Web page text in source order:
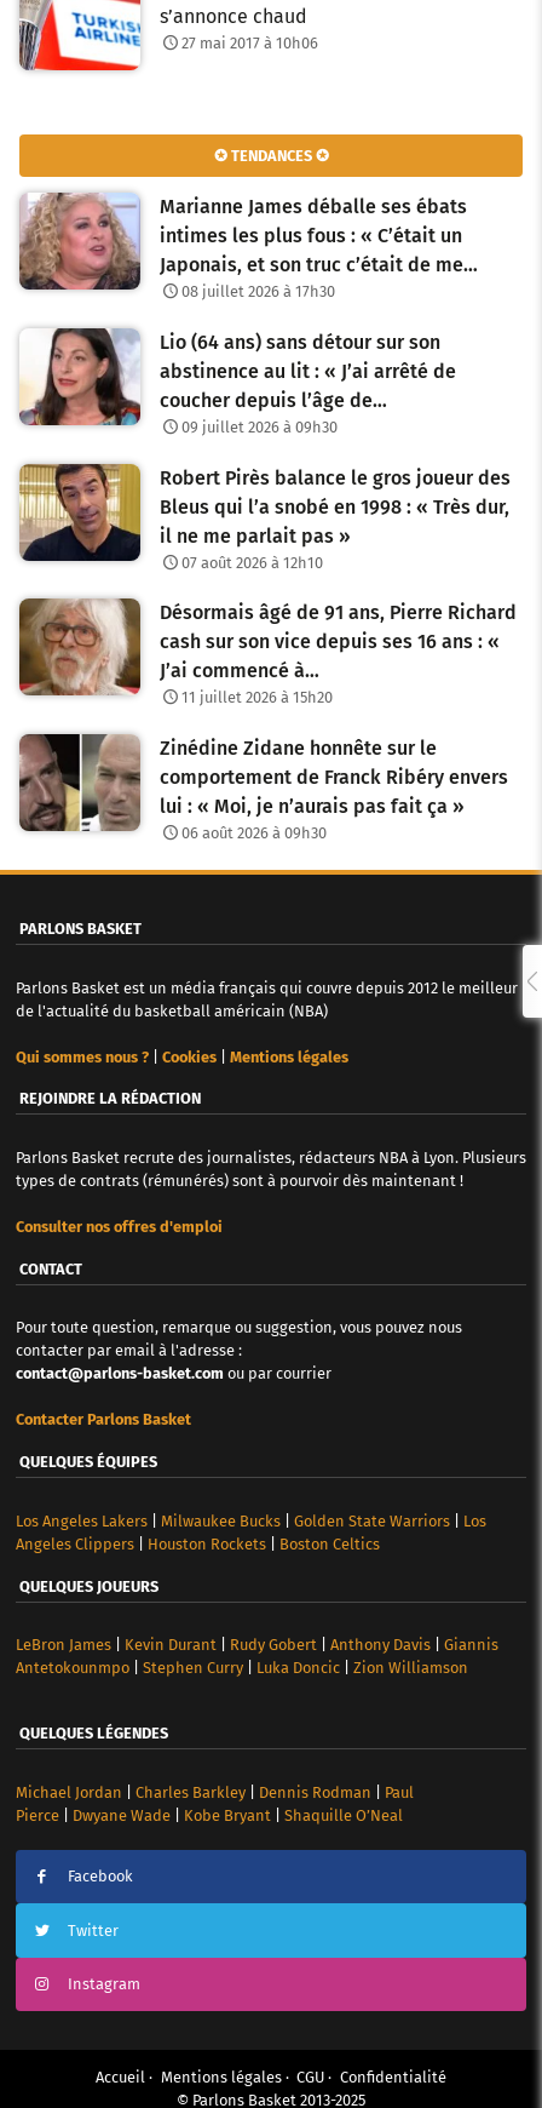
s’annonce chaud
27 mai 2017 à 10h06
✪ TENDANCES ✪
Marianne James déballe ses ébats
intimes les plus fous : « C’était un
Japonais, et son truc c’était de me…
08 juillet 2026 à 17h30
Lio (64 ans) sans détour sur son
abstinence au lit : « J’ai arrêté de
coucher depuis l’âge de…
09 juillet 2026 à 09h30
Robert Pirès balance le gros joueur des
Bleus qui l’a snobé en 1998 : « Très dur,
il ne me parlait pas »
07 août 2026 à 12h10
Désormais âgé de 91 ans, Pierre Richard
cash sur son vice depuis ses 16 ans : «
J’ai commencé à…
11 juillet 2026 à 15h20
Zinédine Zidane honnête sur le
comportement de Franck Ribéry envers
lui : « Moi, je n’aurais pas fait ça »
06 août 2026 à 09h30
PARLONS BASKET
Parlons Basket est un média français qui couvre depuis 2012 le meilleur
de l'actualité du basketball américain (NBA)
Qui sommes nous ?| Cookies| Mentions légales
REJOINDRE LA RÉDACTION
Parlons Basket recrute des journalistes, rédacteurs NBA à Lyon. Plusieurs
types de contrats (rémunérés) sont à pourvoir dès maintenant !
Consulter nos offres d'emploi
CONTACT
Pour toute question, remarque ou suggestion, vous pouvez nous
contacter par email à l'adresse :
contact@parlons-basket.com ou par courrier
Contacter Parlons Basket
QUELQUES ÉQUIPES
Los Angeles Lakers| Milwaukee Bucks| Golden State Warriors| Los
Angeles Clippers| Houston Rockets| Boston Celtics
QUELQUES JOUEURS
LeBron James| Kevin Durant| Rudy Gobert| Anthony Davis| Giannis
Antetokounmpo| Stephen Curry| Luka Doncic| Zion Williamson
QUELQUES LÉGENDES
Michael Jordan Charles Barkley| Dennis Rodman
Paul
Pierce| Dwyane Wade| Kobe Bryant Shaquille O’Neal
Facebook
Twitter
Instagram
Accueil Mentions légales CGU
Confidentialité
© Parlons Basket 2013-2025